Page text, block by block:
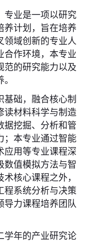
专业是一项以研究
养计划，旨在培养
领域创新的专业人
合作环境，本专业
范的研究能力以及
础，融合核心制
读材料科学与制造
据挖掘、分析和管
；本专业通过智能
应用等专业课程深
数值模拟方法与智
核心课程之外，
程系统分析与决策
导力课程培养团队
学年的产业研究论